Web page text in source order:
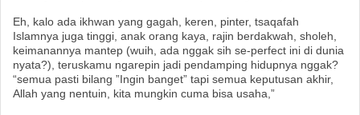
Eh, kalo ada ikhwan yang gagah, keren, pinter, tsaqafah
Islamnya juga tinggi, anak orang kaya, rajin berdakwah, sholeh,
keimanannya mantep (wuih, ada nggak sih se-perfect ini di dunia
nyata?), teruskamu ngarepin jadi pendamping hidupnya nggak?
“semua pasti bilang ”Ingin banget” tapi semua keputusan akhir,
Allah yang nentuin, kita mungkin cuma bisa usaha,”